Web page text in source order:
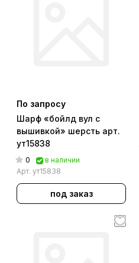
По запросу
Шарф «бойлд вул с
вышивкой» шерсть арт.
ут15838
0
в наличии
Арт. ут15838
под заказ